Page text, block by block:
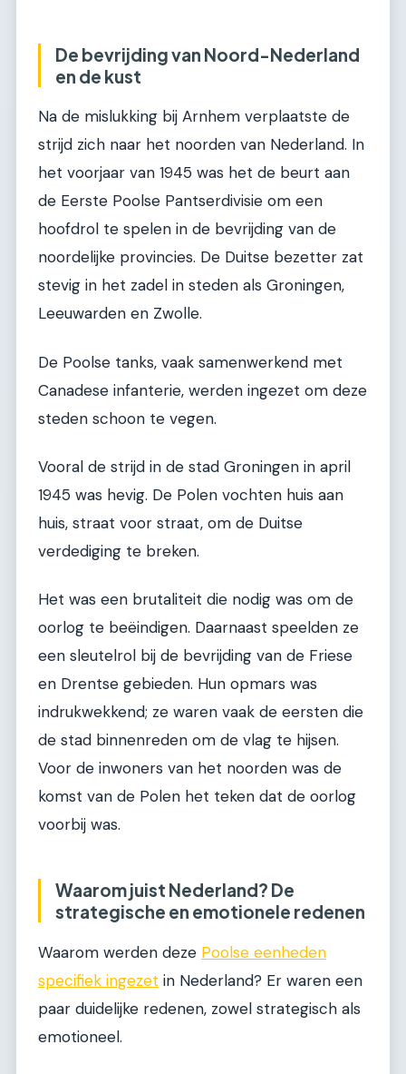
De bevrijding van Noord-Nederland
en de kust
Na de mislukking bij Arnhem verplaatste de
strijd zich naar het noorden van Nederland. In
het voorjaar van 1945 was het de beurt aan
de Eerste Poolse Pantserdivisie om een
hoofdrol te spelen in de bevrijding van de
noordelijke provincies. De Duitse bezetter zat
stevig in het zadel in steden als Groningen,
Leeuwarden en Zwolle.
De Poolse tanks, vaak samenwerkend met
Canadese infanterie, werden ingezet om deze
steden schoon te vegen.
Vooral de strijd in de stad Groningen in april
1945 was hevig. De Polen vochten huis aan
huis, straat voor straat, om de Duitse
verdediging te breken.
Het was een brutaliteit die nodig was om de
oorlog te beëindigen. Daarnaast speelden ze
een sleutelrol bij de bevrijding van de Friese
en Drentse gebieden. Hun opmars was
indrukwekkend; ze waren vaak de eersten die
de stad binnenreden om de vlag te hijsen.
Voor de inwoners van het noorden was de
komst van de Polen het teken dat de oorlog
voorbij was.
Waarom juist Nederland? De
strategische en emotionele redenen
Waarom werden deze Poolse eenheden
specifiek ingezet in Nederland? Er waren een
paar duidelijke redenen, zowel strategisch als
emotioneel.